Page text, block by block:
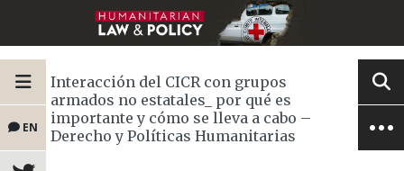
EN
Interacción del CICR con grupos
armados no estatales_ por qué es
importante y cómo se lleva a cabo –
Derecho y Políticas Humanitarias